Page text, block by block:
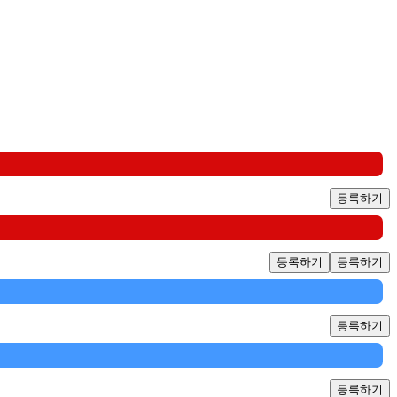
등록하기
등록하기
등록하기
등록하기
등록하기